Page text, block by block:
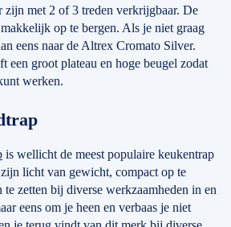
met 2 of 3 treden verkrijgbaar. De
op te bergen. Als je niet graag
eens naar de Altrex Cromato Silver.
een groot plateau en hoge beugel zodat
werken.
is wellicht de meest populaire keukentrap
licht van gewicht, compact op te
zetten bij diverse werkzaamheden in en
eens om je heen en verbaas je niet